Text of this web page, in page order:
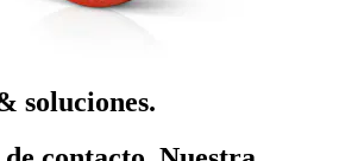
soluciones.